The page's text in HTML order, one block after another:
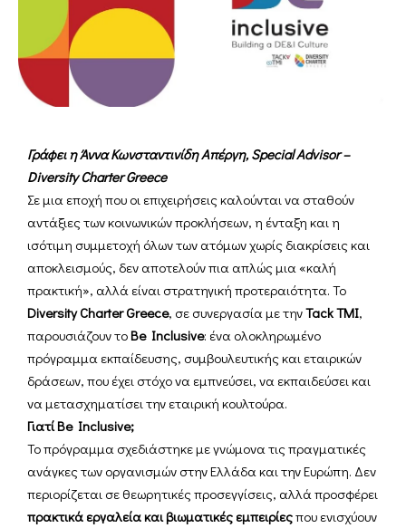
Γράφει η Άννα Κωνσταντινίδη Απέργη, Special Advisor –
Diversity Charter Greece
Σε μια εποχή που οι επιχειρήσεις καλούνται να σταθούν
αντάξιες των κοινωνικών προκλήσεων, η ένταξη και η
ισότιμη συμμετοχή όλων των ατόμων χωρίς διακρίσεις και
αποκλεισμούς, δεν αποτελούν πια απλώς μια «καλή
πρακτική», αλλά είναι στρατηγική προτεραιότητα. Το
Diversity Charter Greece, σε συνεργασία με τηνTack TMI,
παρουσιάζουν τοBe Inclusive: ένα ολοκληρωμένο
πρόγραμμα εκπαίδευσης, συμβουλευτικής και εταιρικών
δράσεων, που έχει στόχο να εμπνεύσει, να εκπαιδεύσει και
να μετασχηματίσει την εταιρική κουλτούρα.
Γιατί Be Inclusive;
Το πρόγραμμα σχεδιάστηκε με γνώμονα τις πραγματικές
ανάγκες των οργανισμών στην Ελλάδα και την Ευρώπη. Δεν
περιορίζεται σε θεωρητικές προσεγγίσεις, αλλά προσφέρει
πρακτικά εργαλεία και βιωματικές εμπειρίεςπου ενισχύουν